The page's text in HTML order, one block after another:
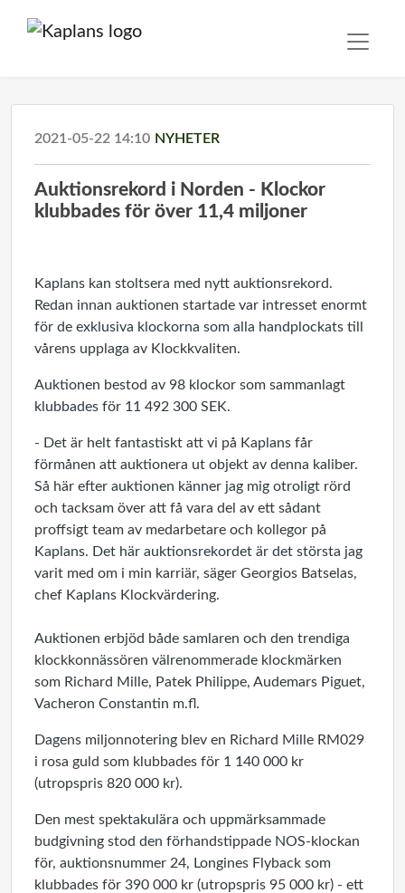
2021-05-22 14:10 NYHETER
Auktionsrekord i Norden - Klockor
klubbades för över 11,4 miljoner
Kaplans kan stoltsera med nytt auktionsrekord.
Redan innan auktionen startade var intresset enormt
för de exklusiva klockorna som alla handplockats till
vårens upplaga av Klockkvaliten.
Auktionen bestod av 98 klockor som sammanlagt
klubbades för 11 492 300 SEK.
- Det är helt fantastiskt att vi på Kaplans får
förmånen att auktionera ut objekt av denna kaliber.
Så här efter auktionen känner jag mig otroligt rörd
och tacksam över att få vara del av ett sådant
proffsigt team av medarbetare och kollegor på
Kaplans. Det här auktionsrekordet är det största jag
varit med om i min karriär, säger Georgios Batselas,
chef Kaplans Klockvärdering.
Auktionen erbjöd både samlaren och den trendiga
klockkonnässören välrenommerade klockmärken
som Richard Mille, Patek Philippe, Audemars Piguet,
Vacheron Constantin m.fl.
Dagens miljonnotering blev en Richard Mille RM029
i rosa guld som klubbades för 1 140 000 kr
(utropspris 820 000 kr).
Den mest spektakulära och uppmärksammade
budgivning stod den förhandstippade NOS-klockan
för, auktionsnummer 24, Longines Flyback som
klubbades för 390 000 kr (utropspris 95 000 kr) - ett